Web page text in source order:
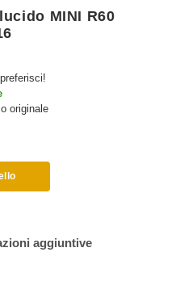
MINI R60
originale
aggiuntive